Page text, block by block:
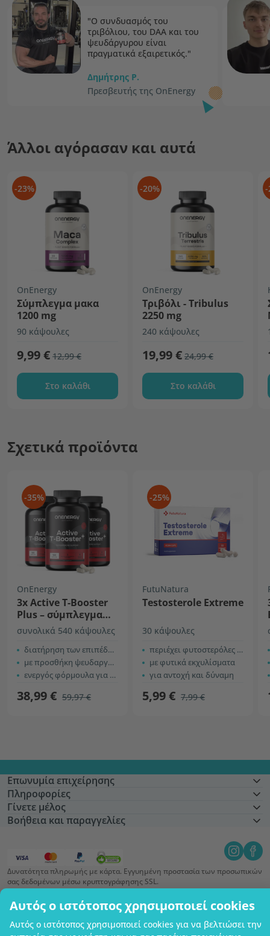
Αυτός ο ιστότοπος χρησιμοποιεί cookies
Αυτός ο ιστότοπος χρησιμοποιεί cookies για να βελτιώσει την
"Ο συνδυασμός του
τριβόλιου, του DAA και του
ψευδάργυρου είναι
πραγματικά εξαιρετικός."
Δημήτρης P.
Πρεσβευτής της OnEnergy
Άλλοι αγόρασαν και αυτά
-23%
OnEnergy
Σύμπλεγμα μακα
1200 mg
90 κάψουλες
9,99 € 12,99 €
Στο καλάθι
-20%
OnEnergy
Τριβόλι - Tribulus
2250 mg
240 κάψουλες
19,99 € 24,99 €
Στο καλάθι
-
Σχετικά προϊόντα
-35%
OnEnergy
3x Active T-Booster
Plus – σύμπλεγμα
για άνδρες
συνολικά 540 κάψουλες
διατήρηση των επιπέδων τεστοστερόνης
με προσθήκη ψευδαργύρου
ενεργός φόρμουλα για την ανδρική δύναμη
38,99 € 59,97 €
-25%
FutuNatura
Testosterole Extreme
30 κάψουλες
περιέχει φυτοστερόλες σόγιας
με φυτικά εκχυλίσματα
για αντοχή και δύναμη
5,99 € 7,99 €
Επωνυμία επιχείρησης
Πληροφορίες
Γίνετε μέλος
Βοήθεια και παραγγελίες
Δυνατότητα πληρωμής με κάρτα. Εγγυημένη προστασία των προσωπικών
σας δεδομένων μέσω κρυπτογράφησης SSL.
Χάρτης ιστότοπουΧρήση των cookiesΡυθμίσεις cookies